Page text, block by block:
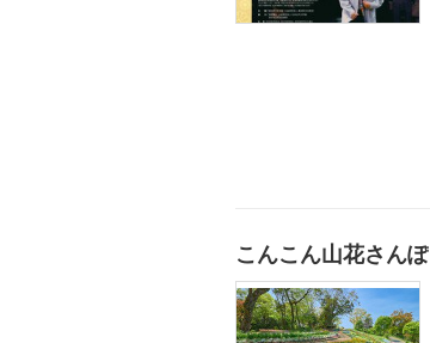
こんこん山花さんぽ